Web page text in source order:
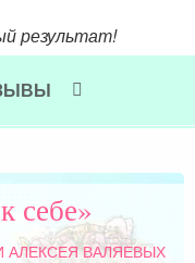
результат!
себе»
АЛЕКСЕЯ ВАЛЯЕВЫХ